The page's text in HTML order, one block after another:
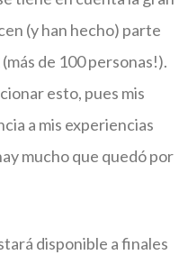
(y han hecho) parte
de 100 personas!).
esto, pues mis
a mis experiencias
mucho que quedó por
disponible a finales